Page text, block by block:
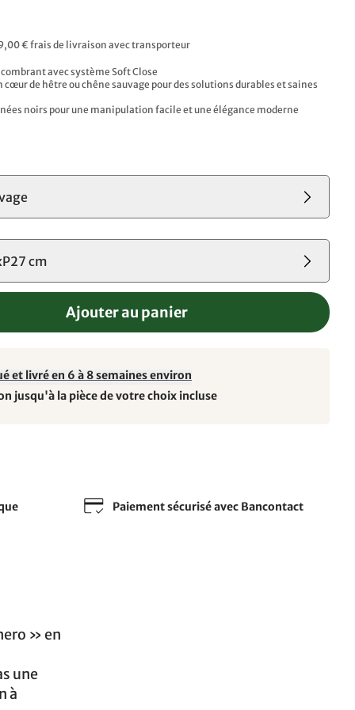
€ frais de livraison avec transporteur
avec système Soft Close
cœur de hêtre ou chêne sauvage pour des solutions durables et saines
noirs pour une manipulation facile et une élégance moderne
cm
Ajouter au panier
et livré en 6 à 8 semaines environ
jusqu'à la pièce de votre choix incluse
Paiement sécurisé avec Bancontact
» en
une
à